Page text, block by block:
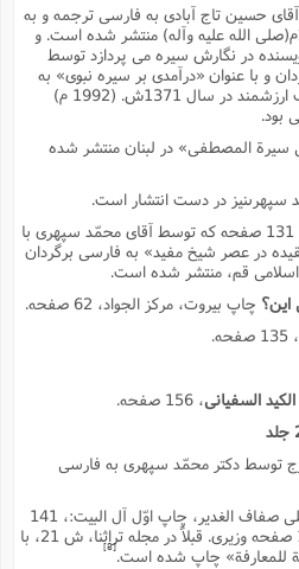
حسین تاج آبادى به فارسى ترجمه و به
الله علیه وآله) منتشر شده است. و
در نگارش سیره مى پردازد توسط
و با عنوان «درآمدى بر سیره نبوى» به
دست چاپ سپرده است. این کتاب ارزشمند در سال 1371ش. (1992 م)
بود.
المصطفى» در لبنان منتشر شده
در دست انتشار است.
، 131 صفحه که توسط آقاى محمّد سپهرى با
در عصر شیخ مفید» به فارسى برگردان
اسلامى قم، منتشر شده است.
چاپ بیروت، مرکز الجواد، 62 صفحه.
، 156 صفحه.
توسط دکتر محمّد سپهرى به فارسى
، عواصف على صفاف الغدیر، چاپ اوّل آل البیت:، 141
ق چاپ دوم بیروت، دارالامیر، 128 صفحه وزیرى. قبلاً در مجله تراثنا، ش 21، با
للمعارفة» چاپ شده است.